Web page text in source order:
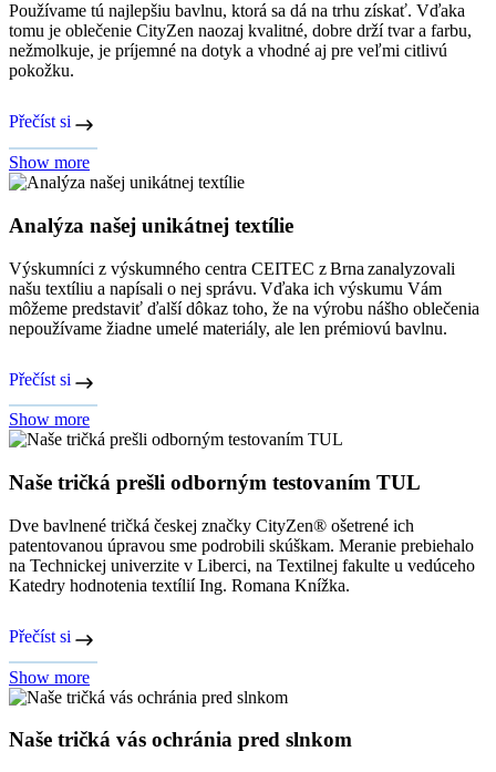
Používame tú najlepšiu bavlnu, ktorá sa dá na trhu získať. Vďaka
tomu je oblečenie CityZen naozaj kvalitné, dobre drží tvar a farbu,
nežmolkuje, je príjemné na dotyk a vhodné aj pre veľmi citlivú
pokožku.
Přečíst si
Show more
Analýza našej unikátnej textílie
Výskumníci z výskumného centra CEITEC z Brna zanalyzovali
našu textíliu a napísali o nej správu. Vďaka ich výskumu Vám
môžeme predstaviť ďalší dôkaz toho, že na výrobu nášho oblečenia
nepoužívame žiadne umelé materiály, ale len prémiovú bavlnu.
Přečíst si
Show more
Naše tričká prešli odborným testovaním TUL
Dve bavlnené tričká českej značky CityZen® ošetrené ich
patentovanou úpravou sme podrobili skúškam. Meranie prebiehalo
na Technickej univerzite v Liberci, na Textilnej fakulte u vedúceho
Katedry hodnotenia textílií Ing. Romana Knížka.
Přečíst si
Show more
Naše tričká vás ochránia pred slnkom